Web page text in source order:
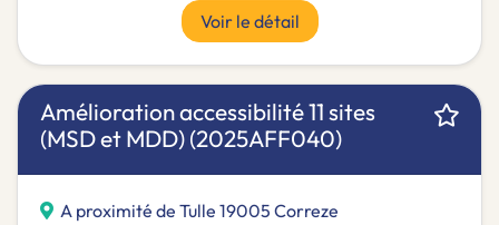
Voir le détail
Amélioration accessibilité 11 sites
(MSD et MDD) (2025AFF040)
A proximité de Tulle 19005 Correze